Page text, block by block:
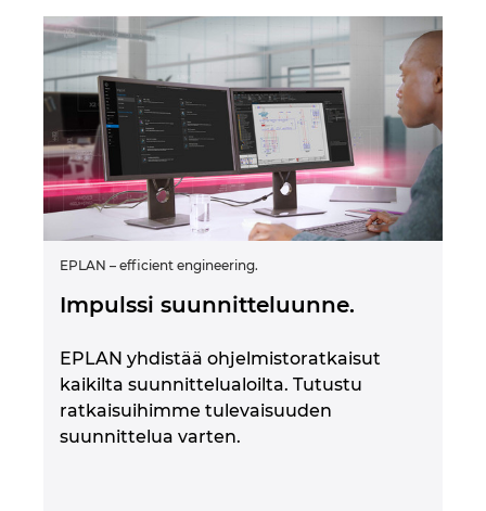
EPLAN – efficient engineering.
Impulssi suunnitteluunne.
EPLAN yhdistää ohjelmistoratkaisut
kaikilta suunnittelualoilta. Tutustu
ratkaisuihimme tulevaisuuden
suunnittelua varten.